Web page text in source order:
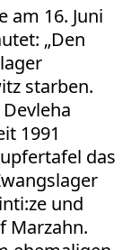
am 16. Juni
„Den
starben.
1991
das
und
Marzahn.